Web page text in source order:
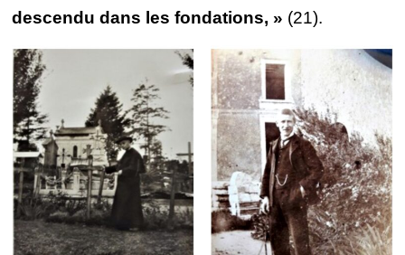
descendu dans les fondations, » (21).